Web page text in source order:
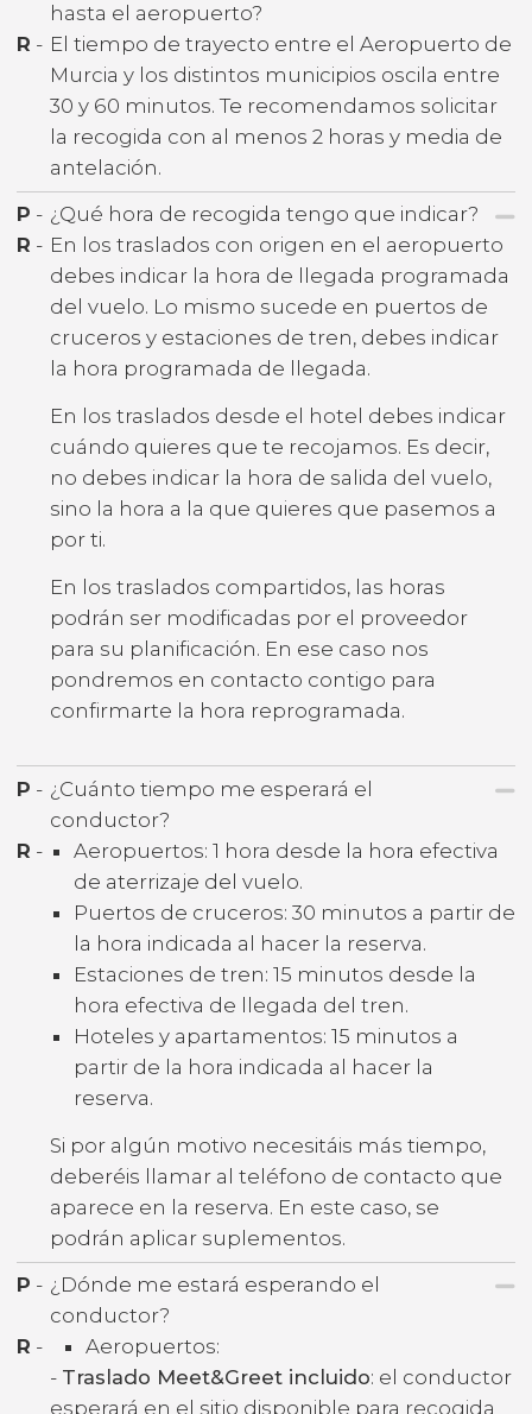
hasta el aeropuerto?
R - El tiempo de trayecto entre el Aeropuerto de
Murcia y los distintos municipios oscila entre
30 y 60 minutos. Te recomendamos solicitar
la recogida con al menos 2 horas y media de
antelación.
P - ¿Qué hora de recogida tengo que indicar?
R - En los traslados con origen en el aeropuerto
debes indicar la hora de llegada programada
del vuelo. Lo mismo sucede en puertos de
cruceros y estaciones de tren, debes indicar
la hora programada de llegada.
En los traslados desde el hotel debes indicar
cuándo quieres que te recojamos. Es decir,
no debes indicar la hora de salida del vuelo,
sino la hora a la que quieres que pasemos a
por ti.
En los traslados compartidos, las horas
podrán ser modificadas por el proveedor
para su planificación. En ese caso nos
pondremos en contacto contigo para
confirmarte la hora reprogramada.
P - ¿Cuánto tiempo me esperará el
conductor?
R -
Aeropuertos: 1 hora desde la hora efectiva
de aterrizaje del vuelo.
Puertos de cruceros: 30 minutos a partir de
la hora indicada al hacer la reserva.
Estaciones de tren: 15 minutos desde la
hora efectiva de llegada del tren.
Hoteles y apartamentos: 15 minutos a
partir de la hora indicada al hacer la
reserva.
Si por algún motivo necesitáis más tiempo,
deberéis llamar al teléfono de contacto que
aparece en la reserva. En este caso, se
podrán aplicar suplementos.
P - ¿Dónde me estará esperando el
conductor?
R -
Aeropuertos:
- Traslado Meet&Greet incluido: el conductor
esperará en el sitio disponible para recogida